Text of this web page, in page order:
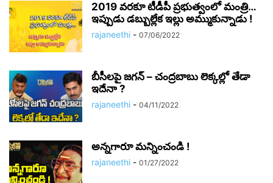
2019 వరకూ టీడీపీ ప్రభుత్వంలో మంత్రి…
ఇప్పుడు డబ్బుల్లేక ఇల్లు అమ్ముకున్నాడు !
rajaneethi - 07/06/2022
బీసీలపై జగన్ – చంద్రబాబు లెక్కల్లో తేడా
ఇదేనా ?
rajaneethi - 04/11/2022
అన్నగారూ మన్నించండి !
rajaneethi - 01/27/2022